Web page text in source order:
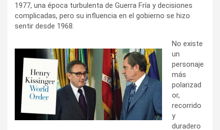
1977, una época turbulenta de Guerra Fría y decisiones
complicadas, pero su influencia en el gobierno se hizo
sentir desde 1968.
No existe
un
personaje
más
polarizad
or,
recorrido
y
duradero